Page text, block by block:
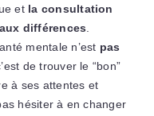
et la consultation
différences.
mentale n’est pas
de trouver le “bon”
à ses attentes et
hésiter à en changer